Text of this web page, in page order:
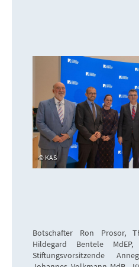
KAS
Botschafter Ron Prosor,
Hildegard Bentele
Stiftungsvorsitzende